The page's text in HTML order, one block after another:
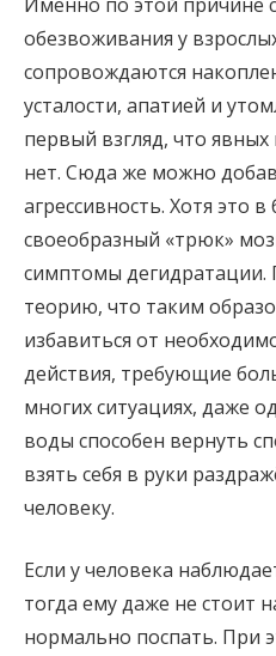
обезвоживания у
сопровождаются
усталости, апатией и
первый взгляд, что
нет. Сюда же можно
агрессивность. Хотя это
своеобразный «трюк»
симптомы
теорию, что таким
избавиться от
действия, требующие
многих ситуациях, даже
воды способен вернуть
взять себя в руки
человеку.
Если у человека
тогда ему даже не стоит
нормально поспать. При